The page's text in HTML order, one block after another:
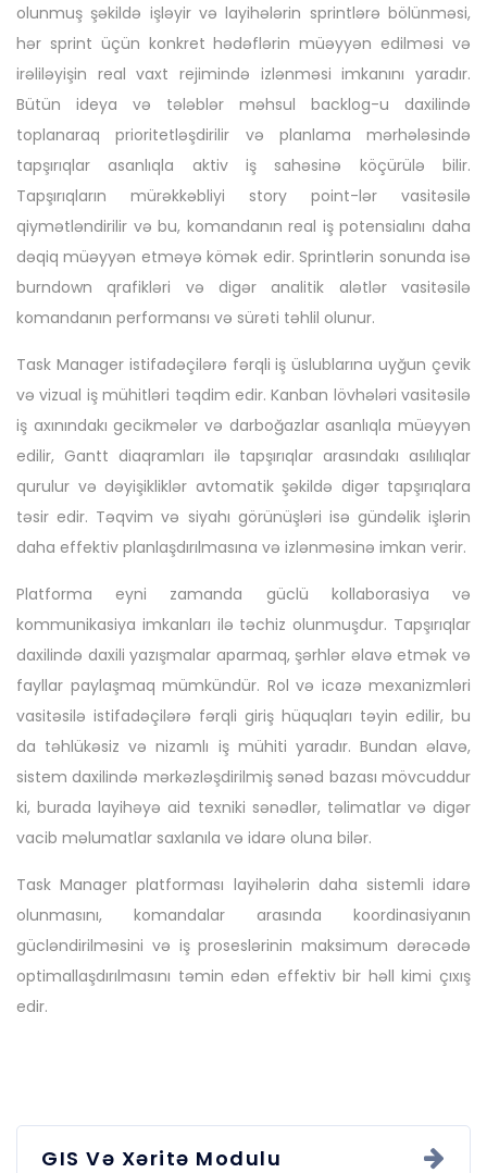
olunmuş şəkildə işləyir və layihələrin sprintlərə bölünməsi,
hər sprint üçün konkret hədəflərin müəyyən edilməsi və
irəliləyişin real vaxt rejimində izlənməsi imkanını yaradır.
Bütün ideya və tələblər məhsul backlog-u daxilində
toplanaraq prioritetləşdirilir və planlama mərhələsində
tapşırıqlar asanlıqla aktiv iş sahəsinə köçürülə bilir.
Tapşırıqların mürəkkəbliyi story point-lər vasitəsilə
qiymətləndirilir və bu, komandanın real iş potensialını daha
dəqiq müəyyən etməyə kömək edir. Sprintlərin sonunda isə
burndown qrafikləri və digər analitik alətlər vasitəsilə
komandanın performansı və sürəti təhlil olunur.
Task Manager istifadəçilərə fərqli iş üslublarına uyğun çevik
və vizual iş mühitləri təqdim edir. Kanban lövhələri vasitəsilə
iş axınındakı gecikmələr və darboğazlar asanlıqla müəyyən
edilir, Gantt diaqramları ilə tapşırıqlar arasındakı asılılıqlar
qurulur və dəyişikliklər avtomatik şəkildə digər tapşırıqlara
təsir edir. Təqvim və siyahı görünüşləri isə gündəlik işlərin
daha effektiv planlaşdırılmasına və izlənməsinə imkan verir.
Platforma eyni zamanda güclü kollaborasiya və
kommunikasiya imkanları ilə təchiz olunmuşdur. Tapşırıqlar
daxilində daxili yazışmalar aparmaq, şərhlər əlavə etmək və
fayllar paylaşmaq mümkündür. Rol və icazə mexanizmləri
vasitəsilə istifadəçilərə fərqli giriş hüquqları təyin edilir, bu
da təhlükəsiz və nizamlı iş mühiti yaradır. Bundan əlavə,
sistem daxilində mərkəzləşdirilmiş sənəd bazası mövcuddur
ki, burada layihəyə aid texniki sənədlər, təlimatlar və digər
vacib məlumatlar saxlanıla və idarə oluna bilər.
Task Manager platforması layihələrin daha sistemli idarə
olunmasını, komandalar arasında koordinasiyanın
gücləndirilməsini və iş proseslərinin maksimum dərəcədə
optimallaşdırılmasını təmin edən effektiv bir həll kimi çıxış
edir.
GIS Və Xəritə Modulu